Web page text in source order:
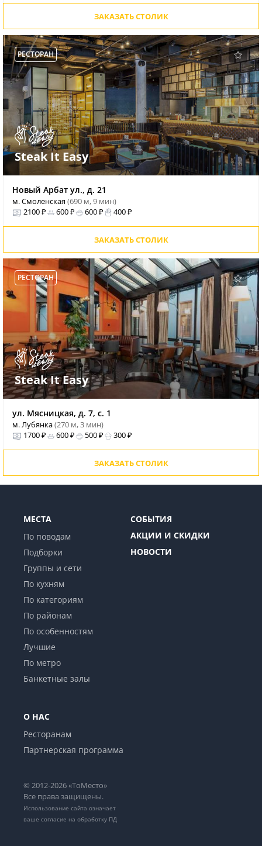
ЗАКАЗАТЬ СТОЛИК
РЕСТОРАН
Steak It Easy
Новый Арбат ул., д. 21
м. Смоленская(690 м, 9 мин)
2100 ₽
600 ₽ 600 ₽ 400 ₽
ЗАКАЗАТЬ СТОЛИК
РЕСТОРАН
Steak It Easy
ул. Мясницкая, д. 7, с. 1
м. Лубянка(270 м, 3 мин)
1700 ₽
600 ₽ 500 ₽ 300 ₽
ЗАКАЗАТЬ СТОЛИК
МЕСТА
По поводам
Подборки
Группы и сети
По кухням
По категориям
По районам
По особенностям
Лучшие
По метро
Банкетные залы
СОБЫТИЯ
АКЦИИ И СКИДКИ
НОВОСТИ
О НАС
Ресторанам
Партнерская программа
© 2012-2026 «ТоМесто»
Все права защищены.
Использование сайта означает
ваше согласие на обработку ПД